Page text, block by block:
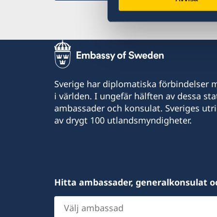
Sverige har diplomatiska förbindelser
i världen. I ungefär hälften av dessa
ambassader och konsulat. Sveriges
av drygt 100 utlandsmyndigheter.
Hitta ambassader, generalkonsulat
Välj
ambassad